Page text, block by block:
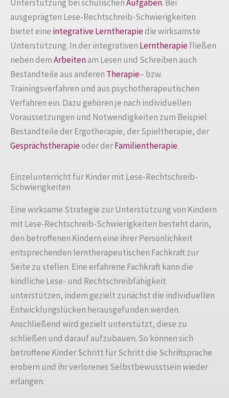
Unterstützung bei schulischenAufgaben. Bei
ausgeprägten Lese-Rechtschreib-Schwierigkeiten
bietet eine integrative Lerntherapiedie wirksamste
Unterstützung. In der integrativen Lerntherapiefließen
neben demArbeitenam Lesen und Schreiben auch
Bestandteile aus anderen Therapie– bzw.
Trainingsverfahren und aus psychotherapeutischen
Verfahren ein. Dazu gehören je nach individuellen
Voraussetzungen und Notwendigkeiten zum Beispiel
Bestandteile der Ergotherapie, der Spieltherapie, der
Gesprächstherapieoder derFamilientherapie.
Einzelunterricht für Kinder mit Lese-Rechtschreib-
Schwierigkeiten
Eine wirksame Strategie zur Unterstützung von Kindern
mit Lese-Rechtschreib-Schwierigkeiten besteht darin,
den betroffenen Kindern eine ihrer Persönlichkeit
entsprechenden lerntherapeutischen Fachkraft zur
Seite zu stellen. Eine erfahrene Fachkraft kann die
kindliche Lese- und Rechtschreibfähigkeit
unterstützen, indem gezielt zunächst die individuellen
Entwicklungslücken herausgefunden werden.
Anschließend wird gezielt unterstützt, diese zu
schließen und darauf aufzubauen. So können sich
betroffene Kinder Schritt für Schritt die Schriftsprache
erobern und ihr verlorenes Selbstbewusstsein wieder
erlangen.